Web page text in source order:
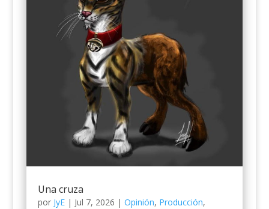
Una cruza
por JyE| Jul 7, 2026 | Opinión, Producción,